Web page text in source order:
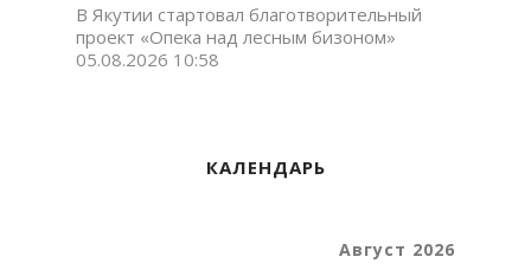
В Якутии стартовал благотворительный
проект «Опека над лесным бизоном»
05.08.2026 10:58
КАЛЕНДАРЬ
Август 2026